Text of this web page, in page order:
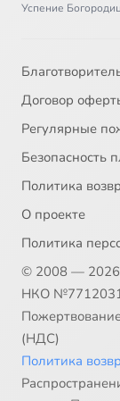
Успение
Договор
Регулярные
Безопасность
Политика
О проекте
Политика
© 2008 — 2026
НКО
(НДС)
Политика